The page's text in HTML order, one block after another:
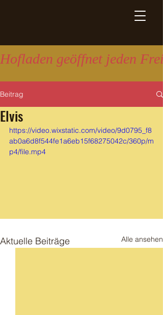
Hofladen geöffnet jeden
Beitrag
Elvis
https://video.wixstatic.com/video/9d0795_f8
ab0a6d8f544fe1a6eb15f68275042c/360p/m
p4/file.mp4
Aktuelle Beiträge Alle ansehen